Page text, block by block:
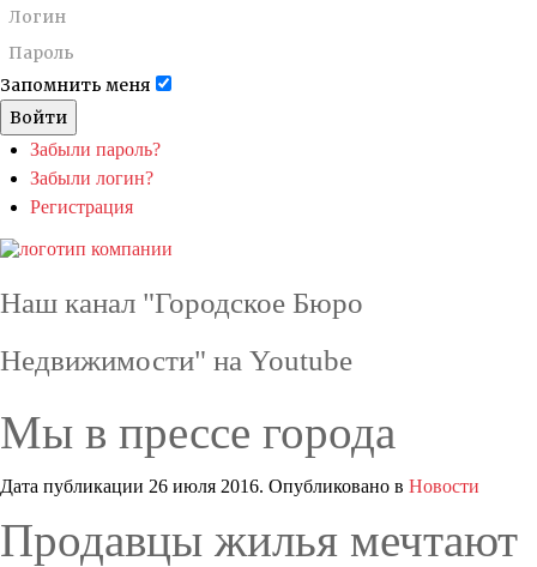
Запомнить меня
Войти
Забыли пароль?
Забыли логин?
Регистрация
Наш канал "Городское Бюро
Недвижимости" на Youtube
Мы в прессе города
Дата публикации 26 июля 2016. Опубликовано в Новости
Продавцы жилья мечтают